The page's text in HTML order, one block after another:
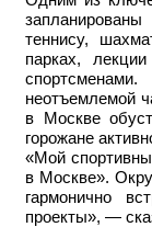
теннису,
парках,
неотъемлемой
в Москве
горожане
«Мой
в Москве».
гармонично
проекты», —